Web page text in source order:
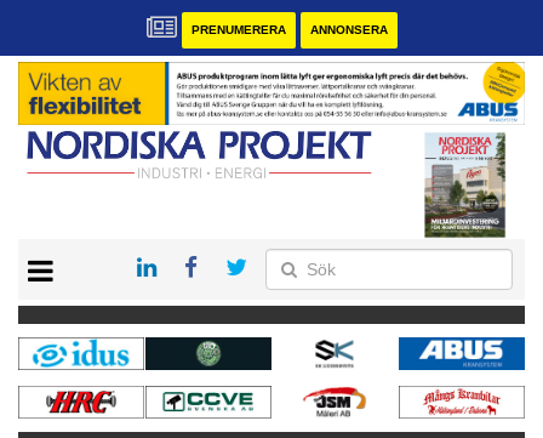
PRENUMERERA ANNONSERA
KONTAKT
VÅRA ANDRA MAGASIN
PRENUMERERA
ANNONSERA